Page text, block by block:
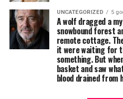
UNCATEGORIZED 5
A wolf dragged a
snowbound forest
remote cottage.
it were waiting for
something. But
basket and saw
blood drained from